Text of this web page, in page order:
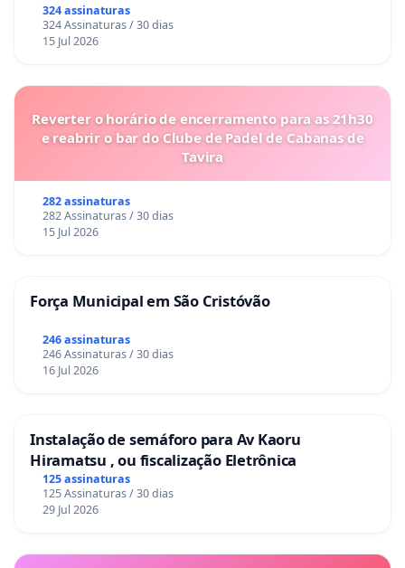
324 assinaturas
324 Assinaturas / 30 dias
15 Jul 2026
Reverter o horário de encerramento para as 21h30
e reabrir o bar do Clube de Padel de Cabanas de
Tavira
282 assinaturas
282 Assinaturas / 30 dias
15 Jul 2026
Força Municipal em São Cristóvão
246 assinaturas
246 Assinaturas / 30 dias
16 Jul 2026
Instalação de semáforo para Av Kaoru
Hiramatsu , ou fiscalização Eletrônica
125 assinaturas
125 Assinaturas / 30 dias
29 Jul 2026